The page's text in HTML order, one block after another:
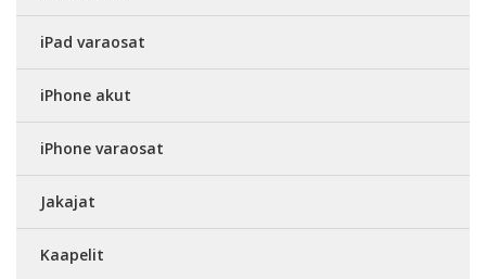
iPad varaosat
iPhone akut
iPhone varaosat
Jakajat
Kaapelit